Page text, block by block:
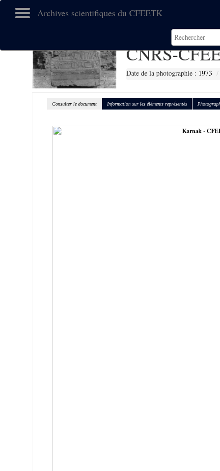
Archives scientifiques du CFEETK
CNRS-
Date de la photographie : 1973
Consulter le document Information sur les éléments représentés